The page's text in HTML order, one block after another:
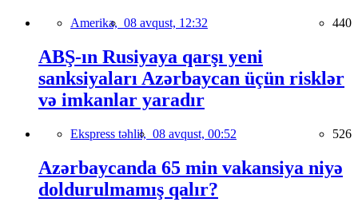
Amerika, 08 avqust, 12:32 440
ABŞ-ın Rusiyaya qarşı yeni
sanksiyaları Azərbaycan üçün risklər
və imkanlar yaradır
Ekspress təhlil, 08 avqust, 00:52 526
Azərbaycanda 65 min vakansiya niyə
doldurulmamış qalır?